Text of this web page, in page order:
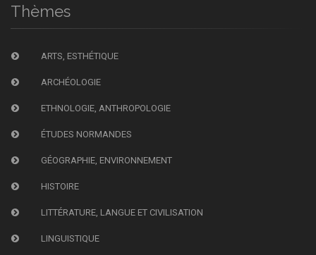
Thèmes
ARTS, ESTHÉTIQUE
ARCHÉOLOGIE
ETHNOLOGIE, ANTHROPOLOGIE
ÉTUDES NORMANDES
GÉOGRAPHIE, ENVIRONNEMENT
HISTOIRE
LITTÉRATURE, LANGUE ET CIVILISATION
LINGUISTIQUE